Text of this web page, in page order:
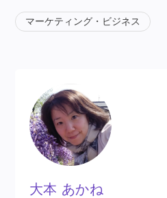
マーケティング・ビジネス
大本 あかね